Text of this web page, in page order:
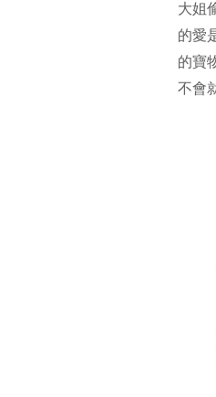
大姐
的愛
的寶
不會